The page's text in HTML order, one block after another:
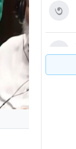
৩
৪